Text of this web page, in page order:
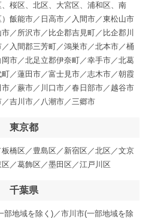
桜区、北区、大宮区、浦和区、南
飯能市／日高市／入間市／東松山市
／所沢市／比企郡吉見町／比企郡川
入間郡三芳町／鴻巣市／北本市／桶
市／北足立郡伊奈町／幸手市／北葛
／蓮田市／富士見市／志木市／朝霞
／蕨市／川口市／春日部市／越谷市
吉川市／八潮市／三郷市
東京都
橋区／豊島区／新宿区／北区／文京
／葛飾区／墨田区／江戸川区
千葉県
部地域を除く)／市川市(一部地域を除